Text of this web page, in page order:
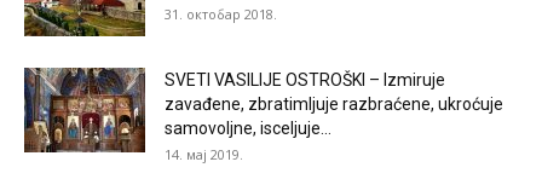
31. октобар 2018.
SVETI VASILIJE OSTROŠKI – Izmiruje
zavađene, zbratimljuje razbraćene, ukroćuje
samovoljne, isceljuje...
14. мај 2019.